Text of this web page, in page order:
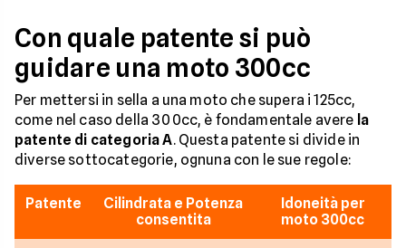
Con quale patente si può
guidare una moto 300cc
Per mettersi in sella a una moto che supera i 125cc,
come nel caso della 300cc, è fondamentale avere la
patente di categoria A. Questa patente si divide in
diverse sottocategorie, ognuna con le sue regole:
Patente
Cilindrata e Potenza
consentita
Idoneità per
moto 300cc